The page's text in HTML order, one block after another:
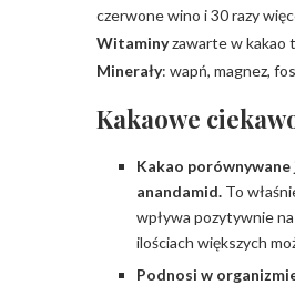
czerwone wino i 30 razy
Witaminyzawarte w kakao
Minerały: wapń, magnez,
Kakaowe
Kakao
anandamid. To
wpływa pozytywnie
ilościach większych
Podnosi w